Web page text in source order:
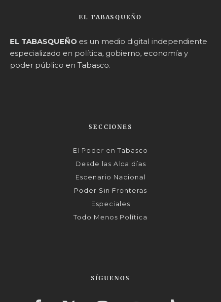
EL TABASQUEÑO
EL TABASQUEÑO es un medio digital independiente
especializado en política, gobierno, economía y
poder público en Tabasco.
SECCIONES
El Poder en Tabasco
Desde las Alcaldías
Escenario Nacional
Poder Sin Fronteras
Especiales
Todo Menos Política
SÍGUENOS